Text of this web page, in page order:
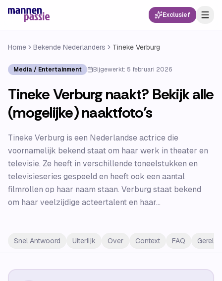
Exclusief
Home Bekende Nederlanders Tineke Verburg
Media / Entertainment Bijgewerkt: 5 februari 2026
Tineke Verburg naakt? Bekijk alle
(mogelijke) naaktfoto’s
Tineke Verburg is een Nederlandse actrice die
voornamelijk bekend staat om haar werk in theater en
televisie. Ze heeft in verschillende toneelstukken en
televisieseries gespeeld en heeft ook een aantal
filmrollen op haar naam staan. Verburg staat bekend
om haar veelzijdige acteertalent en haar...
Snel Antwoord Uiterlijk Over Context FAQ